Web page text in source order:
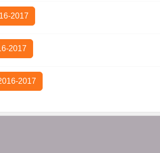
2017
2017
2017